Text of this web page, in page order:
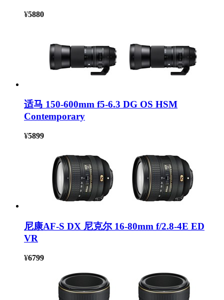
¥5880
适马 150-600mm f5-6.3 DG OS HSM
Contemporary
¥5899
尼康AF-S DX 尼克尔 16-80mm f/2.8-4E ED
VR
¥6799